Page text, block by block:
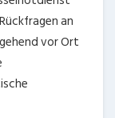
an
vor Ort